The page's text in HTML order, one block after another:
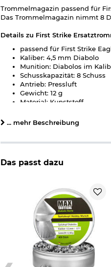
Trommelmagazin passend für
Das Trommelmagazin nimmt 8
Details zu First Strike
passend für First Strike
Kaliber: 4,5 mm Diabolo
Munition: Diabolos im
Schusskapazität: 8 Schuss
Antrieb: Pressluft
Gewicht: 12 g
Material: Kunststoff
Marke: First Strike
Hinweis: RichtigerUmgang mit
... mehr Beschreibung
Das passt dazu